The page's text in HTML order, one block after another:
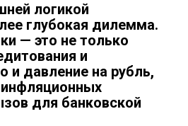
логикой
глубокая дилемма.
— это не только
и
и давление на рубль,
инфляционных
для банковской